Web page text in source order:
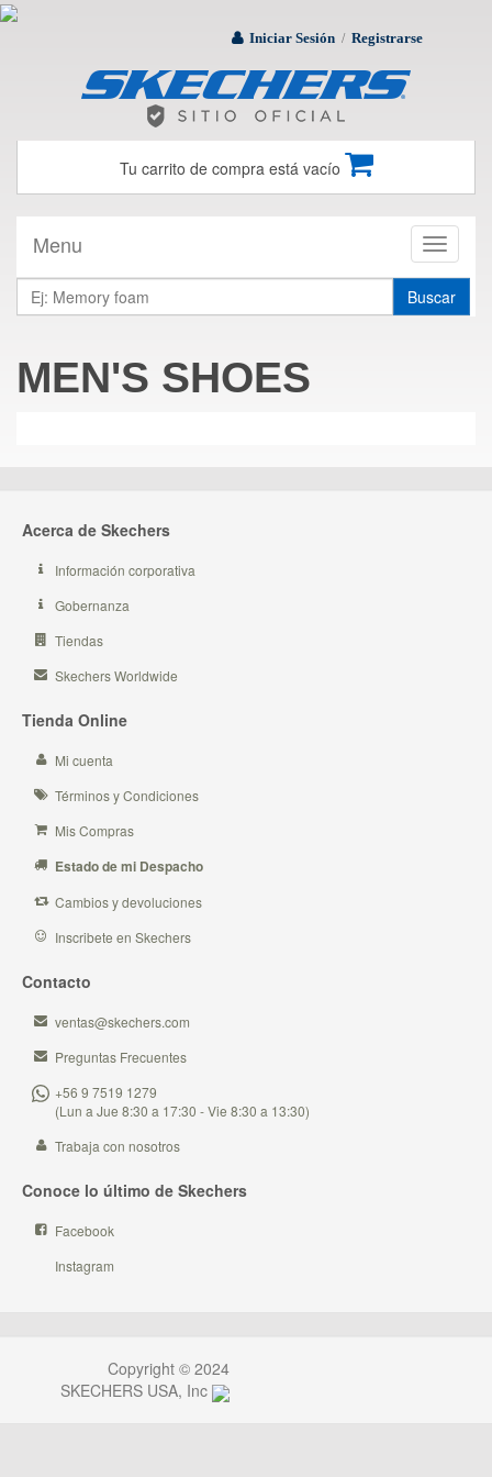
Iniciar Sesión / Registrarse
Tu carrito de compra está vacío
Toggle
Menu
Buscar
MEN'S SHOES
Acerca de Skechers
Información corporativa
Gobernanza
Tiendas
Skechers Worldwide
Tienda Online
Mi cuenta
Términos y Condiciones
Mis Compras
Estado de mi Despacho
Cambios y devoluciones
Inscribete en Skechers
Contacto
ventas@skechers.com
Preguntas Frecuentes
+56 9 7519 1279
(Lun a Jue 8:30 a 17:30 - Vie 8:30 a 13:30)
Trabaja con nosotros
Conoce lo último de Skechers
Facebook
Instagram
Copyright © 2024
SKECHERS USA, Inc